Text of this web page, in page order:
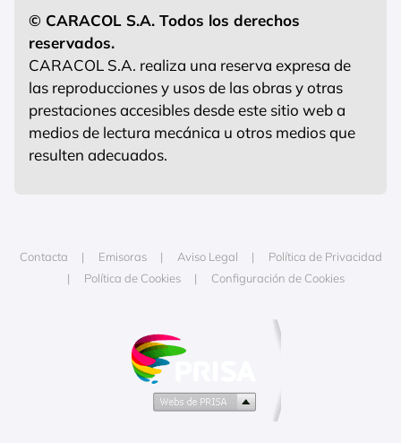
© CARACOL S.A. Todos los derechos
reservados.
CARACOL S.A. realiza una reserva expresa de
las reproducciones y usos de las obras y otras
prestaciones accesibles desde este sitio web a
medios de lectura mecánica u otros medios que
resulten adecuados.
Contacta Emisoras Aviso Legal
Política de Privacidad
Política de Cookies
Configuración de Cookies